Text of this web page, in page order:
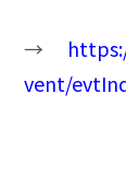
→
vent/